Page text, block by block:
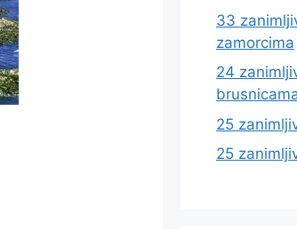
33
zamorcima
24
25
25